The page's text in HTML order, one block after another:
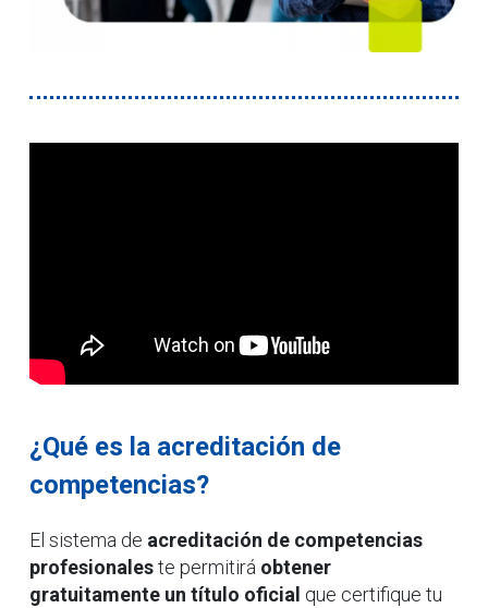
¿Qué es la acreditación de
competencias?
El sistema de acreditación de competencias
profesionaleste permitirá obtener
gratuitamente un título oficial que certifique tu